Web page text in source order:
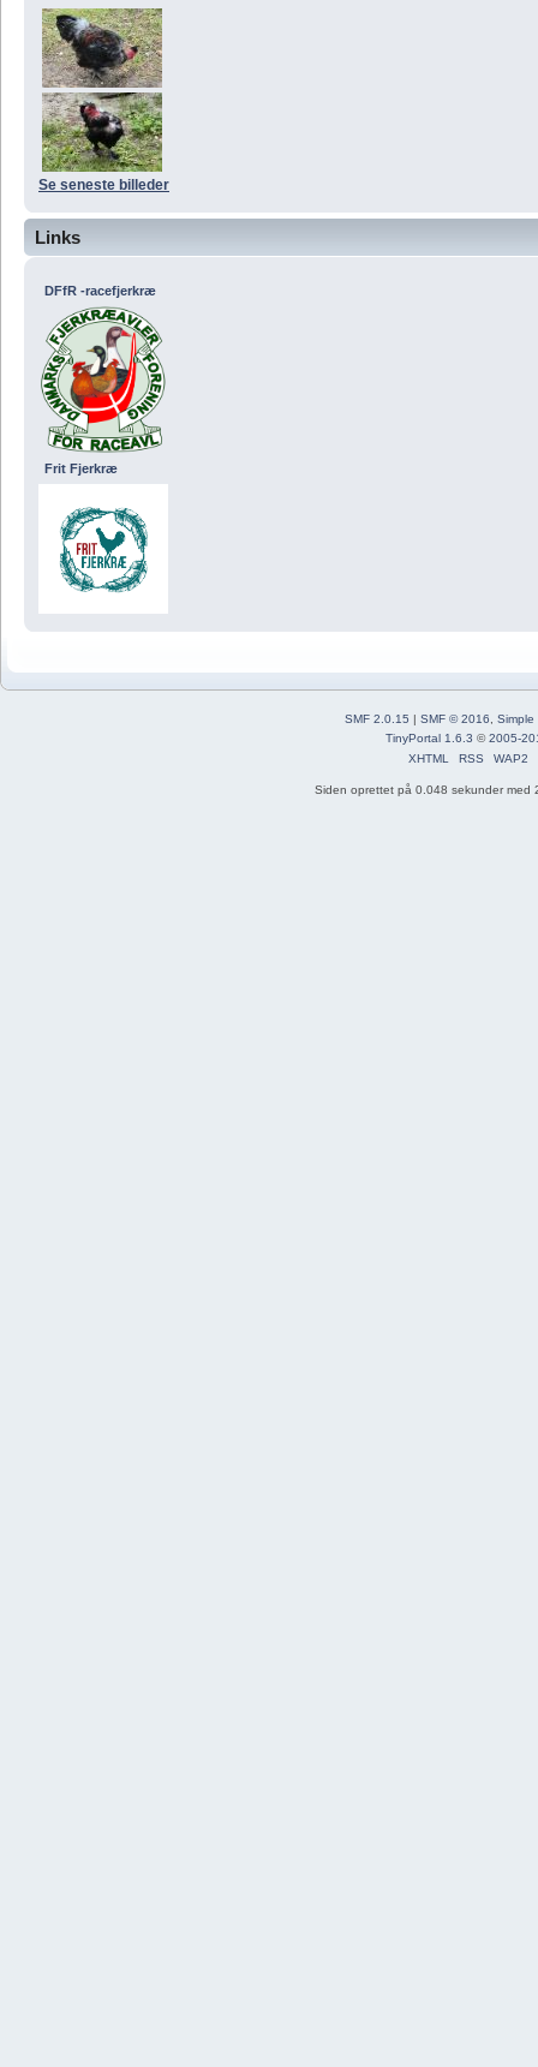
Se seneste billeder
Links
DFfR -racefjerkræ
Frit Fjerkræ
SMF 2.0.15 | SMF © 2016, Simple
TinyPortal 1.6.3 ©2005-
XHTML
RSS WAP2
Siden oprettet på 0.048 sekunder med